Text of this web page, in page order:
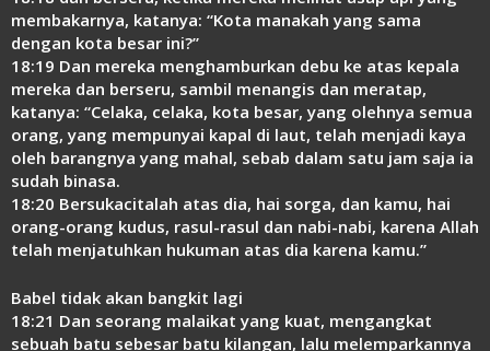
membakarnya, katanya: “Kota manakah yang sama
dengan kota besar ini?”
18:19 Dan mereka menghamburkan debu ke atas kepala
mereka dan berseru, sambil menangis dan meratap,
katanya: “Celaka, celaka, kota besar, yang olehnya semua
orang, yang mempunyai kapal di laut, telah menjadi kaya
oleh barangnya yang mahal, sebab dalam satu jam saja ia
sudah binasa.
18:20 Bersukacitalah atas dia, hai sorga, dan kamu, hai
orang-orang kudus, rasul-rasul dan nabi-nabi, karena Allah
telah menjatuhkan hukuman atas dia karena kamu.”
Babel tidak akan bangkit lagi
18:21 Dan seorang malaikat yang kuat, mengangkat
sebuah batu sebesar batu kilangan, lalu melemparkannya